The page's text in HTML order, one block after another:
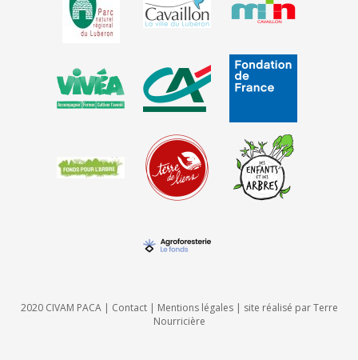
2020 CIVAM PACA | Contact| Mentions légales| site réalisé parTerre
Nourricière